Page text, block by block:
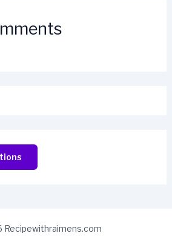
Recipewithraimens.com